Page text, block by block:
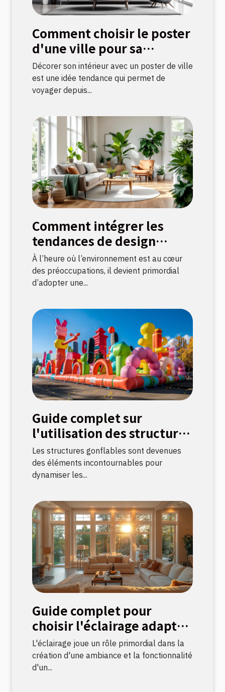
Comment choisir le poster
d'une ville pour sa
décoration intérieure ?
Décorer son intérieur avec un poster de ville
est une idée tendance qui permet de
voyager depuis...
Comment intégrer les
tendances de design
durable dans votre
décoration intérieure
À l’heure où l’environnement est au cœur
des préoccupations, il devient primordial
d’adopter une...
Guide complet sur
l'utilisation des structures
gonflables pour
événements
Les structures gonflables sont devenues
des éléments incontournables pour
dynamiser les...
Guide complet pour
choisir l'éclairage adapté
à chaque pièce
L'éclairage joue un rôle primordial dans la
création d'une ambiance et la fonctionnalité
d'un...